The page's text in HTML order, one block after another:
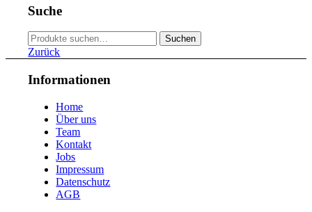
51
5310
54
55
5
57
594
602
612
631
Suche
Suche
nach:
Suchen
Zurück
Informationen
Home
Über uns
Team
Kontakt
Jobs
Impressum
Datenschutz
AGB